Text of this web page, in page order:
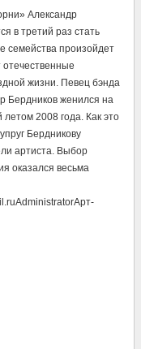
Александр
в третий раз стать
семейства произойдет
жизни. Певец бэнда
Бердников женился на
2008 года. Как это
Бердникову
артиста. Выбор
оказался весьма
AdministratorАрт-